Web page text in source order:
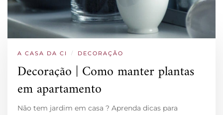
A CASA DA CI / DECORAÇÃO
Decoração | Como manter plantas
em apartamento
Não tem jardim em casa ? Aprenda dicas para